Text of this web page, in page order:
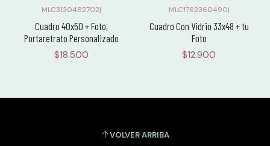
MLC3130482702|
Cuadro 40x50 + Foto,
Portaretrato Personalizado
$18.500
MLC1762360490|
Cuadro Con Vidrio 33x48 + tu
Foto
$12.900
VOLVER ARRIBA